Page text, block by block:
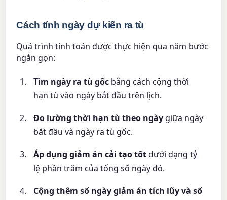
Cách tính ngày dự kiến ra tù
Quá trình tính toán được thực hiện qua năm bước
ngắn gọn:
Tìm ngày ra tù gốc bằng cách cộng thời
hạn tù vào ngày bắt đầu trên lịch.
Đo lường thời hạn tù theo ngày giữa ngày
bắt đầu và ngày ra tù gốc.
Áp dụng giảm án cải tạo tốtdưới dạng tỷ
lệ phần trăm của tổng số ngày đó.
Cộng thêm số ngày giảm án tích lũy và số